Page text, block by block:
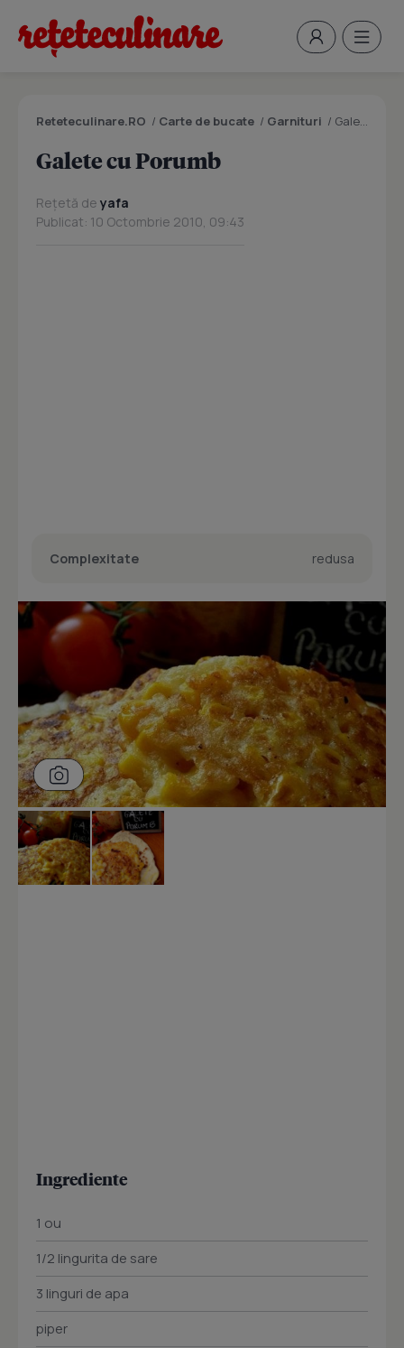
Reteteculinare.RO / Carte de bucate / Garnituri / Galete cu Porumb
Galete cu Porumb
Rețetă de yafa
Publicat: 10 Octombrie 2010, 09:43
Complexitate redusa
Ingrediente
1 ou
1/2 lingurita de sare
3 linguri de apa
piper